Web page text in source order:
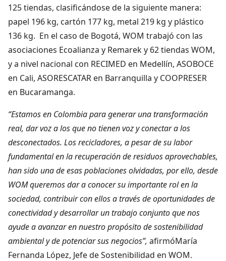
125 tiendas, clasificándose de la siguiente manera:
papel 196 kg, cartón 177 kg, metal 219 kg y plástico
136 kg. En el caso de Bogotá, WOM trabajó con las
asociaciones Ecoalianza y Remarek y 62 tiendas WOM,
y a nivel nacional con RECIMED en Medellín, ASOBOCE
en Cali, ASORESCATAR en Barranquilla y COOPRESER
en Bucaramanga.
“Estamos en Colombia para generar una transformación
real, dar voz a los que no tienen voz y conectar a los
desconectados. Los recicladores, a pesar de su labor
fundamental en la recuperación de residuos aprovechables,
han sido una de esas poblaciones olvidadas, por ello, desde
WOM queremos dar a conocer su importante rol en la
sociedad, contribuir con ellos a través de oportunidades de
conectividad y desarrollar un trabajo conjunto que nos
ayude a avanzar en nuestro propósito de sostenibilidad
ambiental y de potenciar sus negocios”, afirmóMaría
Fernanda López, Jefe de Sostenibilidad en WOM.